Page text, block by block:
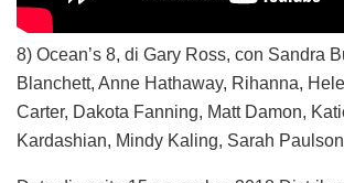
8) Ocean’s 8, di Gary Ross, con Sandra
Blanchett, Anne Hathaway, Rihanna,
Carter, Dakota Fanning, Matt Damon,
Kardashian, Mindy Kaling, Sarah